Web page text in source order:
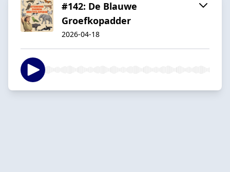
#142: De Blauwe
Groefkopadder
2026-04-18